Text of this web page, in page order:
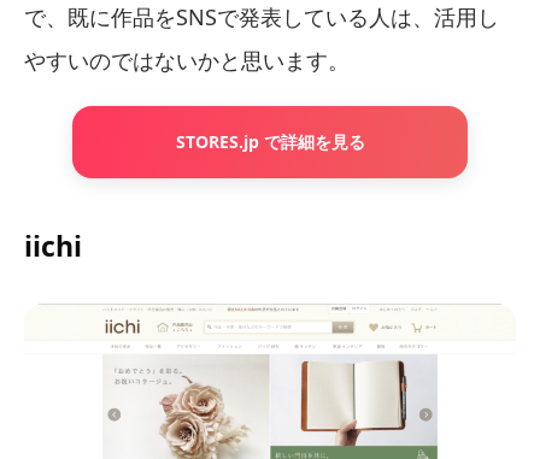
で、既に作品をSNSで発表している人は、活用し
やすいのではないかと思います。
STORES.jp で詳細を見る
iichi